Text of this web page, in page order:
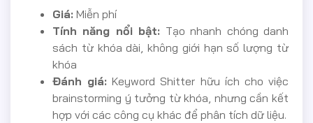
Giá: Miễn phí
Tính năng nổi bật: Tạo nhanh chóng danh
sách từ khóa dài, không giới hạn số lượng từ
khóa
Đánh giá: Keyword Shitter hữu ích cho việc
brainstorming ý tưởng từ khóa, nhưng cần kết
hợp với các công cụ khác để phân tích dữ liệu.